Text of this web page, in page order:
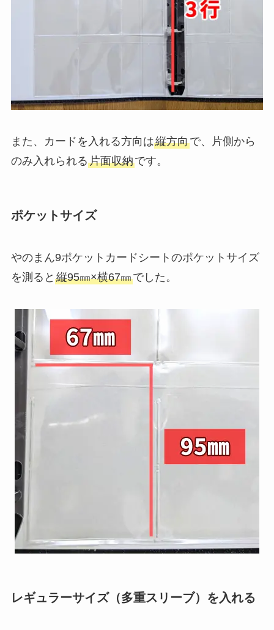
また、カードを入れる方向は縦方向で、片側から
のみ入れられる片面収納です。
ポケットサイズ
やのまん9ポケットカードシートのポケットサイズ
を測ると 縦95㎜×横67㎜でした。
レギュラーサイズ（多重スリーブ）を入れる